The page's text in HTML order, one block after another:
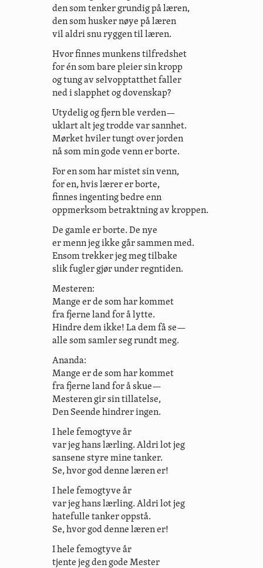
den som tenker grundig på læren,
den som husker nøye på læren
vil aldri snu ryggen til læren.
Hvor finnes munkens tilfredshet
for én som bare pleier sin kropp
og tung av selvopptatthet faller
ned i slapphet og dovenskap?
Utydelig og fjern ble verden—
uklart alt jeg trodde var sannhet.
Mørket hviler tungt over jorden
nå som min gode venn er borte.
For en som har mistet sin venn,
for en, hvis lærer er borte,
finnes ingenting bedre enn
oppmerksom betraktning av kroppen.
De gamle er borte. De nye
er menn jeg ikke går sammen med.
Ensom trekker jeg meg tilbake
slik fugler gjør under regntiden.
Mesteren:
Mange er de som har kommet
fra fjerne land for å lytte.
Hindre dem ikke! La dem få se—
alle som samler seg rundt meg.
Ananda:
Mange er de som har kommet
fra fjerne land for å skue—
Mesteren gir sin tillatelse,
Den Seende hindrer ingen.
I hele femogtyve år
var jeg hans lærling. Aldri lot jeg
sansene styre mine tanker.
Se, hvor god denne læren er!
I hele femogtyve år
var jeg hans lærling. Aldri lot jeg
hatefulle tanker oppstå.
Se, hvor god denne læren er!
I hele femogtyve år
tjente jeg den gode Mester